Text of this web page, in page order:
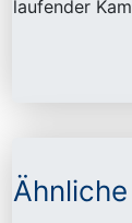
laufender